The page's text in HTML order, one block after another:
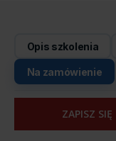
Opis szkolenia
Na zamówienie
ZAPISZ SIĘ